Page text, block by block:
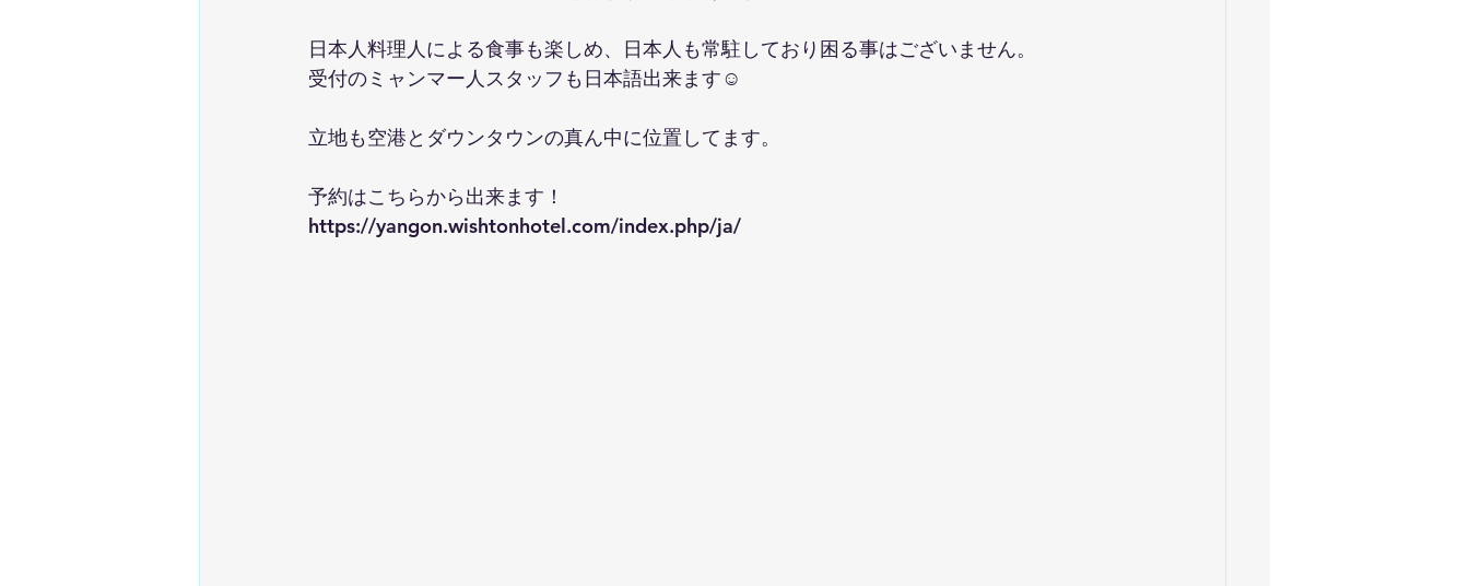
日本人料理人による食事も楽しめ、日本人も常駐しており困る事はございません。
受付のミャンマー人スタッフも日本語出来ます☺️
立地も空港とダウンタウンの真ん中に位置してます。
予約はこちらから出来ます！
https://yangon.wishtonhotel.com/index.php/ja/